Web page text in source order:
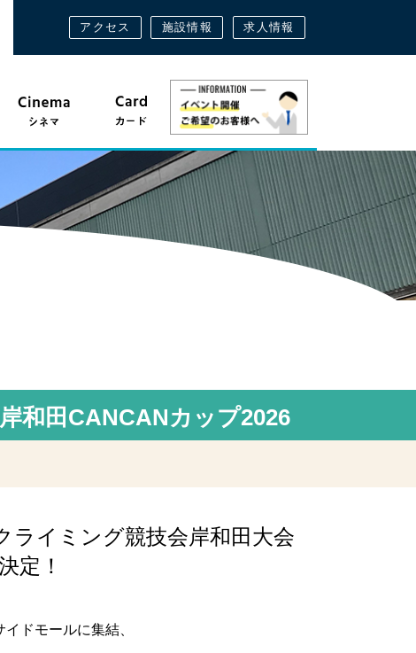
アクセス 施設情報 求人情報
和田CANCANカップ2026
ライミング競技会岸和田大会
定！
ドモールに集結、